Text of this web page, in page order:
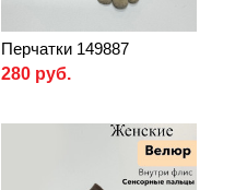
Перчатки 149887
280 руб.